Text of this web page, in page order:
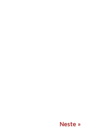
Neste »